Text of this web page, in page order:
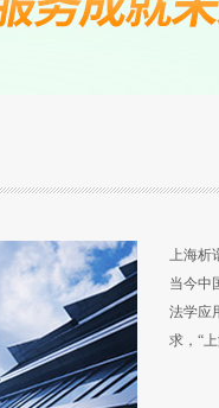
上海析
当今中
法学应
求，“